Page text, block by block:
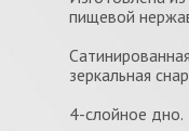
пищевой
зеркальная
4-слойное дно.